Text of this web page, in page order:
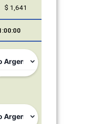
$ 1,641